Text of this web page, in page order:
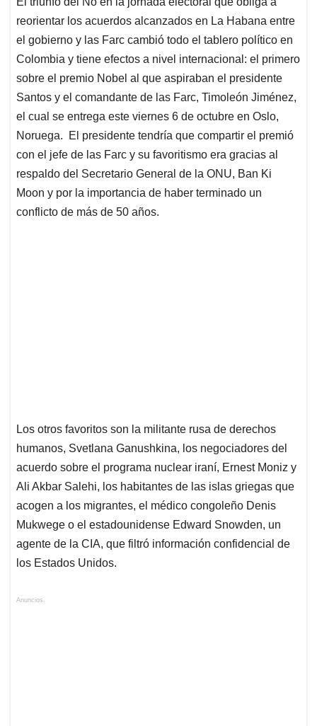
s
A
p
p
b
o
o
k
e
d
I
n
l
a
d
s
reorientar los acuerdos alcanzados en La Habana entre
el gobierno y las Farc cambió todo el tablero político en
Colombia y tiene efectos a nivel internacional: el primero
sobre el premio Nobel al que aspiraban el presidente
Santos y el comandante de las Farc, Timoleón Jiménez,
el cual se entrega este viernes 6 de octubre en Oslo,
Noruega. El presidente tendría que compartir el premió
con el jefe de las Farc y su favoritismo era gracias al
respaldo del Secretario General de la ONU, Ban Ki
Moon y por la importancia de haber terminado un
conflicto de más de 50 años.
Los otros favoritos son la militante rusa de derechos
humanos, Svetlana Ganushkina, los negociadores del
acuerdo sobre el programa nuclear iraní, Ernest Moniz y
Ali Akbar Salehi, los habitantes de las islas griegas que
acogen a los migrantes, el médico congoleño Denis
Mukwege o el estadounidense Edward Snowden, un
agente de la CIA, que filtró información confidencial de
los Estados Unidos.
Anuncios.